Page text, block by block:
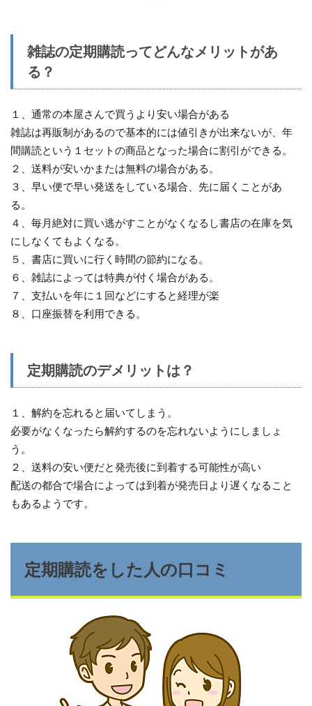
雑誌の定期購読ってどんなメリットがあ
る？
１、通常の本屋さんで買うより安い場合がある
雑誌は再販制があるので基本的には値引きが出来ないが、年
間購読という１セットの商品となった場合に割引ができる。
２、送料が安いかまたは無料の場合がある。
３、早い便で早い発送をしている場合、先に届くことがあ
る。
４、毎月絶対に買い逃がすことがなくなるし書店の在庫を気
にしなくてもよくなる。
５、書店に買いに行く時間の節約になる。
６、雑誌によっては特典が付く場合がある。
７、支払いを年に１回などにすると経理が楽
８、口座振替を利用できる。
定期購読のデメリットは？
１、解約を忘れると届いてしまう。
必要がなくなったら解約するのを忘れないようにしましょ
う。
２、送料の安い便だと発売後に到着する可能性が高い
配送の都合で場合によっては到着が発売日より遅くなること
もあるようです。
定期購読をした人の口コミ